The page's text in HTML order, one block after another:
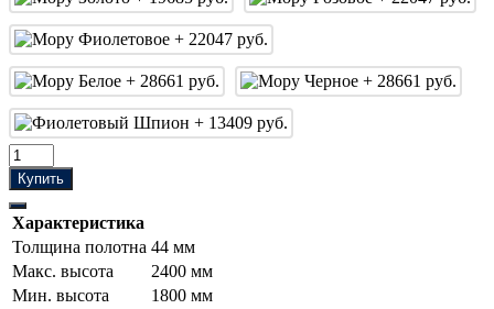
Купить
Характеристика
Толщина полотна 44 мм
Макс. высота
2400 мм
Мин. высота
1800 мм